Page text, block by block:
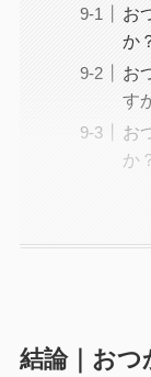
お
か
お
す
お
か
結論｜おつ